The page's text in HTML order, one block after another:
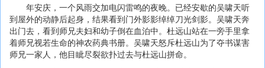
年安庆，一个风雨交加电闪雷鸣的夜晚。已经安歇的吴啸天听
到屋外的动静后起身，结果看到门外影影绰绰刀光剑影。吴啸天奔
出门去，看到师兄夫妇和幼子倒在血泊中。杜远山站在一旁手里拿
着师兄视若生命的神农药典书册。吴啸天怒斥杜远山为了夺书谋害
师兄一家人，他目眦尽裂欲扑过去与杜远山拼命。